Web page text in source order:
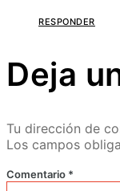
RESPONDER
Deja
Tu dirección de
Los campos
Comentario *